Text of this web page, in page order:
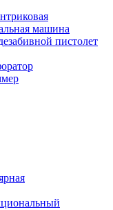
машина
пистолет